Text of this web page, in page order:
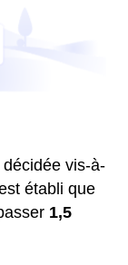
vis-à-
établi que
1,5